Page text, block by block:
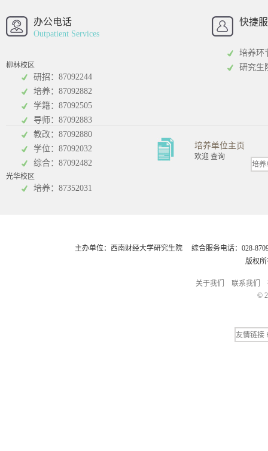
招办
工商管理学院
办公电话
Outpatient Services
柳林校区
研招：87092244
培养：87092882
学籍：87092505
导师：87092883
教改：87092880
学位：87092032
综合：87092482
光华校区
培养：87352031
快捷
培养环
研究生
培养单位主页
欢迎 查询
主办单位：西南财经大学研究生院 综合服务电话：028-
版权
关于我们 联系我们
©